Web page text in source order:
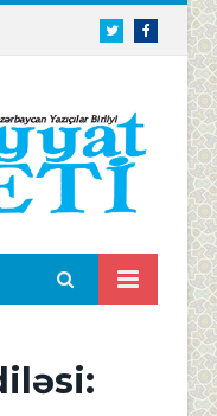
TwitterFacebook